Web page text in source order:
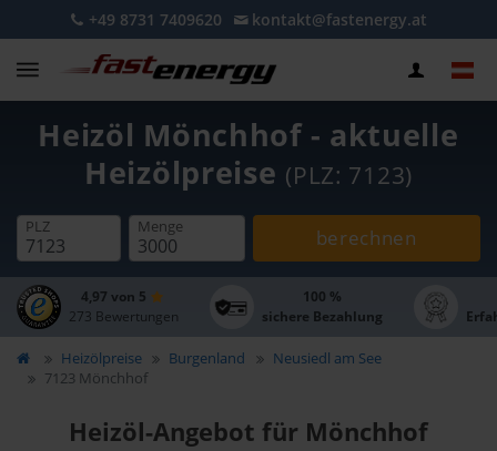
+49 8731 7409620 kontakt@fastenergy.at
Heizöl Mönchhof - aktuelle
Heizölpreise (PLZ: 7123)
PLZ Menge berechnen
4,97 von 5
273 Bewertungen
100 %
sichere Bezahlung
Heizölpreise Burgenland
Neusiedl am See
7123 Mönchhof
Heizöl-Angebot für Mönchhof